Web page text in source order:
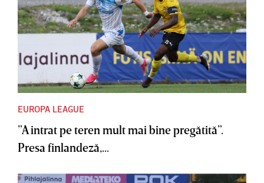
EUROPA LEAGUE
”A intrat pe teren mult mai bine pregătită”.
Presa finlandeză,...